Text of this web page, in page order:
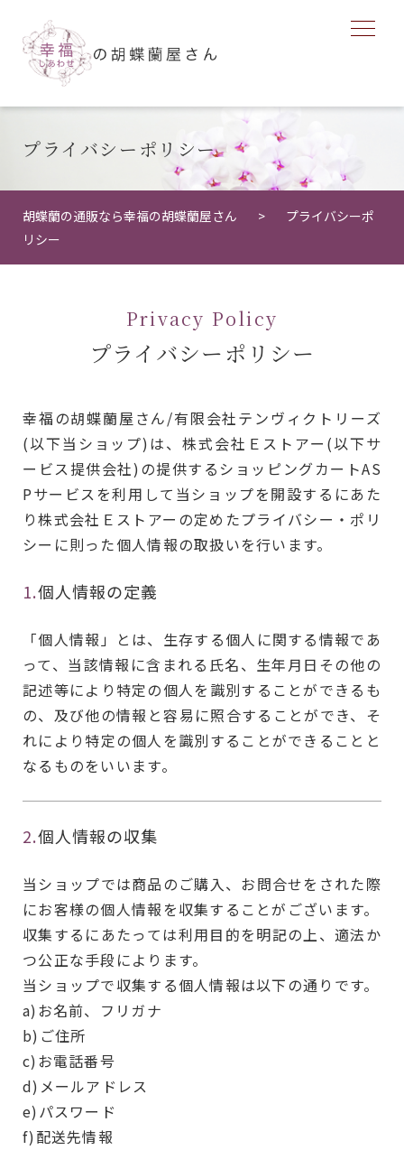
プライバシーポリシー
胡蝶蘭の通販なら幸福の胡蝶蘭屋さん
プライバシーポ
リシー
Privacy Policy
プライバシーポリシー
幸福の胡蝶蘭屋さん/有限会社テンヴィクトリーズ
(以下当ショップ)は、株式会社Ｅストアー(以下サ
ービス提供会社)の提供するショッピングカートAS
Pサービスを利用して当ショップを開設するにあた
り株式会社Ｅストアーの定めたプライバシー・ポリ
シーに則った個人情報の取扱いを行います。
1.個人情報の定義
「個人情報」とは、生存する個人に関する情報であ
って、当該情報に含まれる氏名、生年月日その他の
記述等により特定の個人を識別することができるも
の、及び他の情報と容易に照合することができ、そ
れにより特定の個人を識別することができることと
なるものをいいます。
2.個人情報の収集
当ショップでは商品のご購入、お問合せをされた際
にお客様の個人情報を収集することがございます。
収集するにあたっては利用目的を明記の上、適法か
つ公正な手段によります。
当ショップで収集する個人情報は以下の通りです。
a)お名前、フリガナ
b)ご住所
c)お電話番号
d)メールアドレス
e)パスワード
f)配送先情報